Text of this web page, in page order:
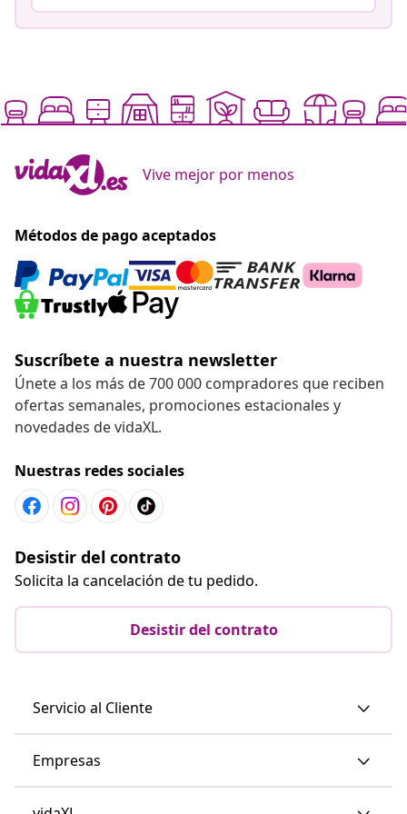
Vive mejor por menos
Métodos de pago aceptados
Suscríbete a nuestra newsletter
Únete a los más de 700 000 compradores que reciben
ofertas semanales, promociones estacionales y
novedades de vidaXL.
Nuestras redes sociales
Desistir del contrato
Solicita la cancelación de tu pedido.
Desistir del contrato
Servicio al Cliente
Empresas